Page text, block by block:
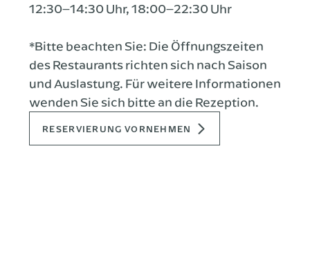
12:30–14:30 Uhr, 18:00–22:30 Uhr
*Bitte beachten Sie: Die Öffnungszeiten
des Restaurants richten sich nach Saison
und Auslastung. Für weitere Informationen
wenden Sie sich bitte an die Rezeption.
RESERVIERUNG VORNEHMEN